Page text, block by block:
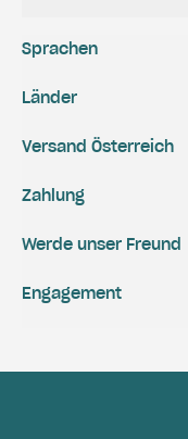
Versand Österreich
Zahlung
Engagement
Werde unser Freund
Sprachen
Länder